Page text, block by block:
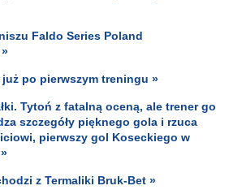
Faldo Series Poland
po pierwszym treningu »
Tytoń z fatalną oceną, ale trener go
szczegóły pięknego gola i rzuca
pierwszy gol Koseckiego w
z Termaliki Bruk-Bet »